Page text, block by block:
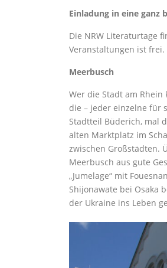
Einladung in eine ganz
Die NRW Literaturtage
Veranstaltungen ist frei.
Meerbusch
Wer die Stadt am
die – jeder einzelne für
Stadtteil Büderich, mal
alten Marktplatz im
zwischen Großstädten.
Meerbusch aus gute
„Jumelage“ mit
Shijonawate bei Osaka
der Ukraine ins Leben